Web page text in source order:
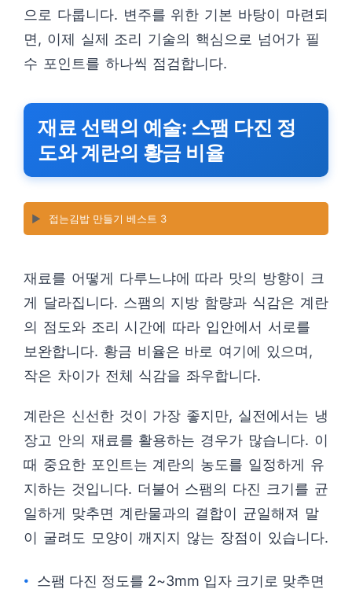
으로 다룹니다. 변주를 위한 기본 바탕이 마련되
면, 이제 실제 조리 기술의 핵심으로 넘어가 필
수 포인트를 하나씩 점검합니다.
재료 선택의 예술: 스팸 다진 정
도와 계란의 황금 비율
▶️ 접는김밥 만들기 베스트 3
재료를 어떻게 다루느냐에 따라 맛의 방향이 크
게 달라집니다. 스팸의 지방 함량과 식감은 계란
의 점도와 조리 시간에 따라 입안에서 서로를
보완합니다. 황금 비율은 바로 여기에 있으며,
작은 차이가 전체 식감을 좌우합니다.
계란은 신선한 것이 가장 좋지만, 실전에서는 냉
장고 안의 재료를 활용하는 경우가 많습니다. 이
때 중요한 포인트는 계란의 농도를 일정하게 유
지하는 것입니다. 더불어 스팸의 다진 크기를 균
일하게 맞추면 계란물과의 결합이 균일해져 말
이 굴려도 모양이 깨지지 않는 장점이 있습니다.
스팸 다진 정도를 2~3mm 입자 크기로 맞추면